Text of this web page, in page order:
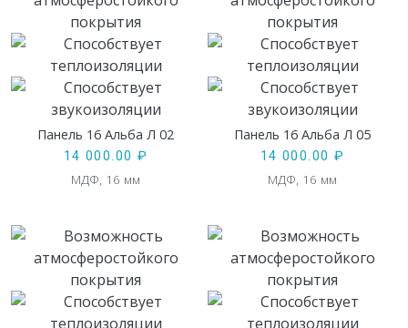
Панель 16 Альба Л 02
14 000.00 ₽
МДФ, 16 мм
Панель 16 Альба Л 05
14 000.00 ₽
МДФ, 16 мм